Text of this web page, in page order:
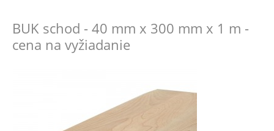
BUK schod - 40 mm x 300 mm x 1 m -
cena na vyžiadanie